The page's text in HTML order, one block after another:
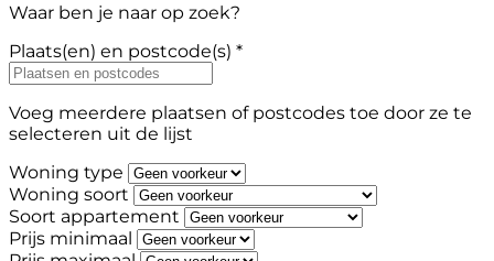
Waar ben je naar op zoek?
Plaats(en) en postcode(s) *
Voeg meerdere plaatsen of postcodes toe door ze te
selecteren uit de lijst
Woning type
Woning soort
Soort appartement
Prijs minimaal